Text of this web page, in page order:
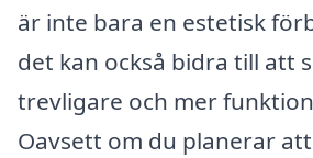
är inte bara en estetisk
det kan också bidra till att
trevligare och mer
Oavsett om du planerar